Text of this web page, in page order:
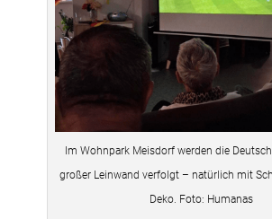
Im Wohnpark Meisdorf werden die
großer Leinwand verfolgt – natürlich mit
Deko. Foto: Humanas